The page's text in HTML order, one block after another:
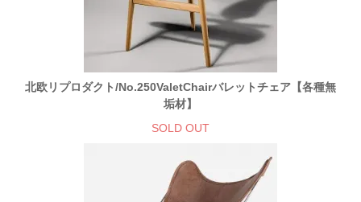
北欧リプロダクト/No.250ValetChairバレットチェア【各種無
垢材】
SOLD OUT